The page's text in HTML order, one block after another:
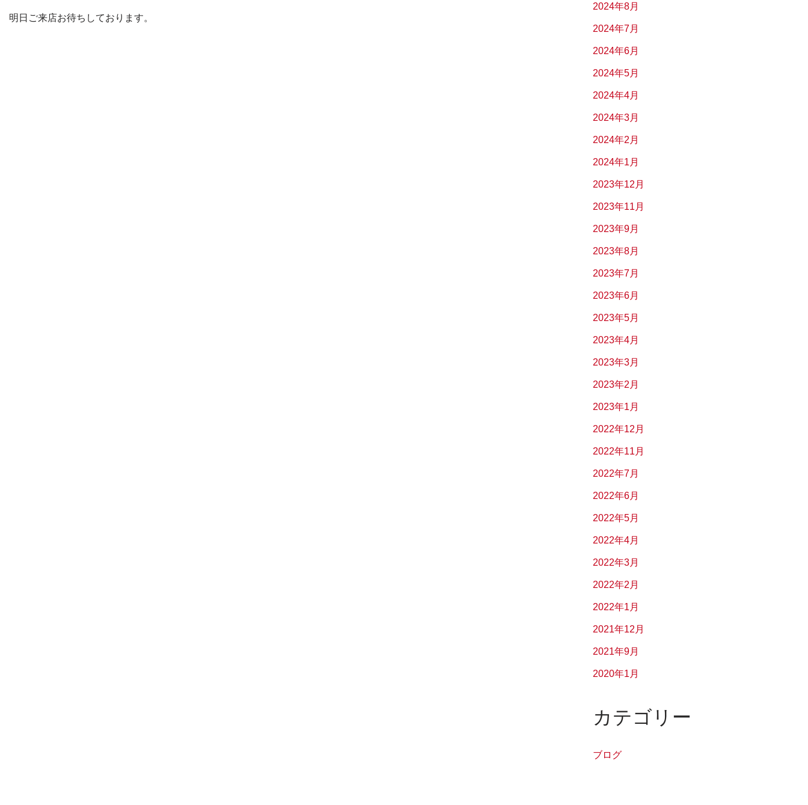
明日ご来店お待ちしております。
2024年8月
2024年7月
2024年6月
2024年5月
2024年4月
2024年3月
2024年2月
2024年1月
2023年12月
2023年11月
2023年9月
2023年8月
2023年7月
2023年6月
2023年5月
2023年4月
2023年3月
2023年2月
2023年1月
2022年12月
2022年11月
2022年7月
2022年6月
2022年5月
2022年4月
2022年3月
2022年2月
2022年1月
2021年12月
2021年9月
2020年1月
カテゴリー
ブログ